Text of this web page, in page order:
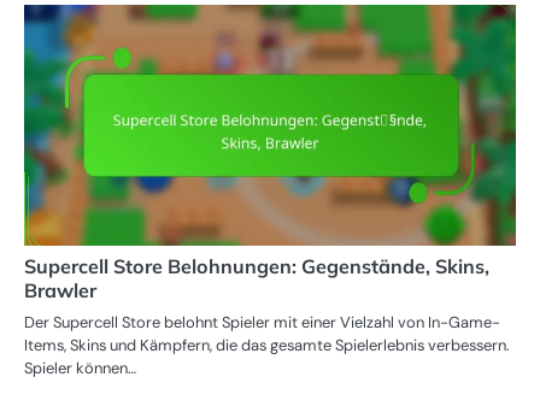
Supercell Store Belohnungen: Gegenstände, Skins,
Brawler
Der Supercell Store belohnt Spieler mit einer Vielzahl von In-Game-
Items, Skins und Kämpfern, die das gesamte Spielerlebnis verbessern.
Spieler können…